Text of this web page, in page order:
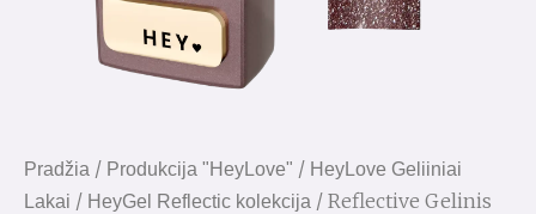
Pradžia / Produkcija "HeyLove" / HeyLove Geliiniai
Lakai / HeyGel Reflectic kolekcija / Reflective Gelinis